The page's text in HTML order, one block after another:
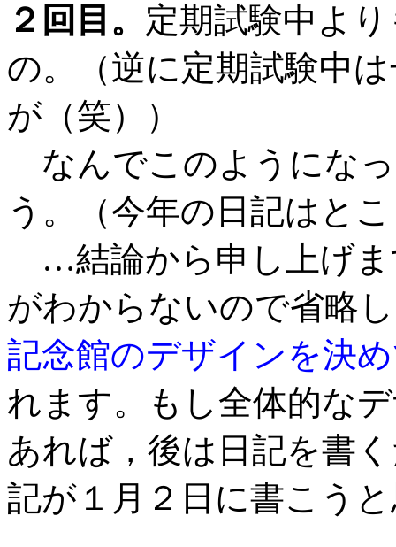
２回目。 定期試験中よ
の。（逆に定期試験中
が（笑））
なんでこのようにな
う。（今年の日記はと
…結論から申し上げま
がわからないので省略
記念館のデザインを決
れます。もし全体的な
あれば，後は日記を書
記が１月２日に書こう